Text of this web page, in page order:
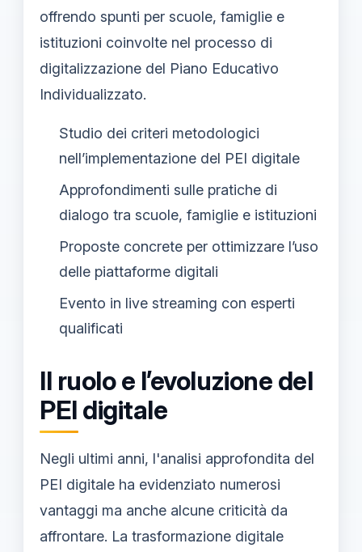
offrendo spunti per scuole, famiglie e
istituzioni coinvolte nel processo di
digitalizzazione del Piano Educativo
Individualizzato.
Studio dei criteri metodologici
nell’implementazione del PEI digitale
Approfondimenti sulle pratiche di
dialogo tra scuole, famiglie e istituzioni
Proposte concrete per ottimizzare l’uso
delle piattaforme digitali
Evento in live streaming con esperti
qualificati
Il ruolo e l’evoluzione del
PEI digitale
Negli ultimi anni, l'analisi approfondita del
PEI digitale ha evidenziato numerosi
vantaggi ma anche alcune criticità da
affrontare. La trasformazione digitale